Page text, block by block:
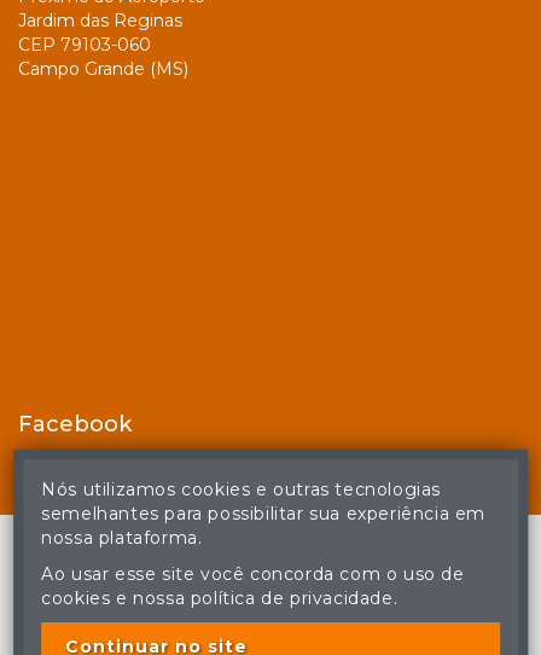
Jardim das Reginas
CEP 79103-060
Campo Grande (MS)
Facebook
© Casa de Leilões - Todos os direitos reservados
A cópia ou reprodução não autorizada do conteúdo deste site
poderá acarretar em penas previstas em lei.
Nós utilizamos cookies e outras tecnologias
semelhantes para possibilitar sua experiência em
nossa plataforma.
Ao usar esse site você concorda com o uso de
cookies e nossa política de privacidade.
Continuar no site